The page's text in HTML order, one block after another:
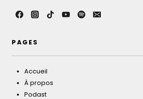
PAGES
Accueil
À propos
Podast